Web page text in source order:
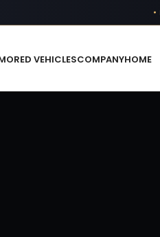
HOME
COMPANY
VEHICLES